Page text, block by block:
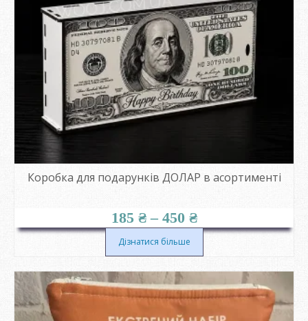
Коробка для подарунків ДОЛАР в асортименті
185 ₴ – 450 ₴Діапазон
цін:
від
до
450 ₴
Дізнатися більше